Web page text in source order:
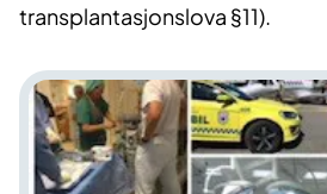
transplantasjonslova §11).